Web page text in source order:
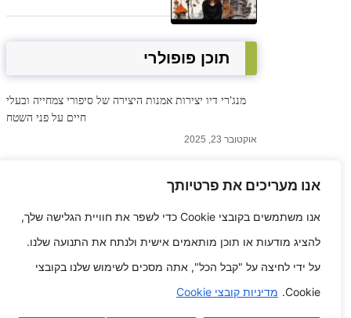
אנו מעריכים את פרטיותך
אנו משתמשים בקובצי Cookie כדי לשפר את חוויית הגלישה שלך,
להציג מודעות או תוכן מותאמים אישית ולנתח את התנועה שלנו.
על ידי לחיצה על "קבל הכל", אתה מסכים לשימוש שלנו בקובצי
Cookie.
מדיניות קובצי Cookie
תוכן פופולרי
מנג'רי דיו יצירות אמנות היצירה של סיפורי צמחייה ובעלי
חיים על פני השטח
אוקטובר 23, 2025
להתיר את האוויר הרפתקה טכניקה נפלאות האלחוט
10 פרויקטי צבע קלים בעשה זאת בעצמך לצעירים
מרץ 17, 2025